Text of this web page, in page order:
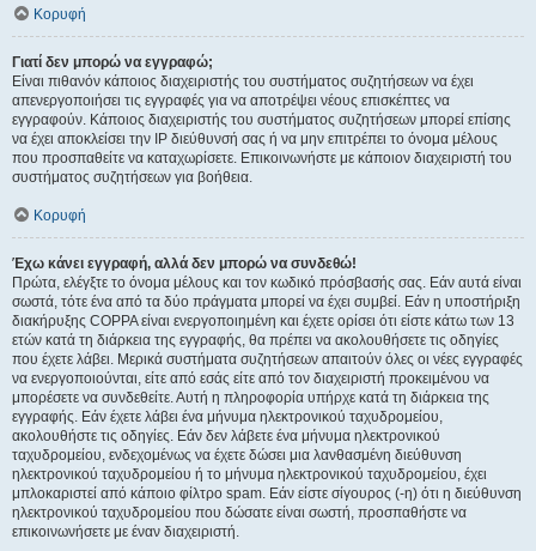
Κορυφή
Γιατί δεν μπορώ να εγγραφώ;
Είναι πιθανόν κάποιος διαχειριστής του συστήματος συζητήσεων να έχει
απενεργοποιήσει τις εγγραφές για να αποτρέψει νέους επισκέπτες να
εγγραφούν. Κάποιος διαχειριστής του συστήματος συζητήσεων μπορεί επίσης
να έχει αποκλείσει την IP διεύθυνσή σας ή να μην επιτρέπει το όνομα μέλους
που προσπαθείτε να καταχωρίσετε. Επικοινωνήστε με κάποιον διαχειριστή του
συστήματος συζητήσεων για βοήθεια.
Κορυφή
Έχω κάνει εγγραφή, αλλά δεν μπορώ να συνδεθώ!
Πρώτα, ελέγξτε το όνομα μέλους και τον κωδικό πρόσβασής σας. Εάν αυτά είναι
σωστά, τότε ένα από τα δύο πράγματα μπορεί να έχει συμβεί. Εάν η υποστήριξη
διακήρυξης COPPA είναι ενεργοποιημένη και έχετε ορίσει ότι είστε κάτω των 13
ετών κατά τη διάρκεια της εγγραφής, θα πρέπει να ακολουθήσετε τις οδηγίες
που έχετε λάβει. Μερικά συστήματα συζητήσεων απαιτούν όλες οι νέες εγγραφές
να ενεργοποιούνται, είτε από εσάς είτε από τον διαχειριστή προκειμένου να
μπορέσετε να συνδεθείτε. Αυτή η πληροφορία υπήρχε κατά τη διάρκεια της
εγγραφής. Εάν έχετε λάβει ένα μήνυμα ηλεκτρονικού ταχυδρομείου,
ακολουθήστε τις οδηγίες. Εάν δεν λάβετε ένα μήνυμα ηλεκτρονικού
ταχυδρομείου, ενδεχομένως να έχετε δώσει μια λανθασμένη διεύθυνση
ηλεκτρονικού ταχυδρομείου ή το μήνυμα ηλεκτρονικού ταχυδρομείου, έχει
μπλοκαριστεί από κάποιο φίλτρο spam. Εάν είστε σίγουρος (-η) ότι η διεύθυνση
ηλεκτρονικού ταχυδρομείου που δώσατε είναι σωστή, προσπαθήστε να
επικοινωνήσετε με έναν διαχειριστή.